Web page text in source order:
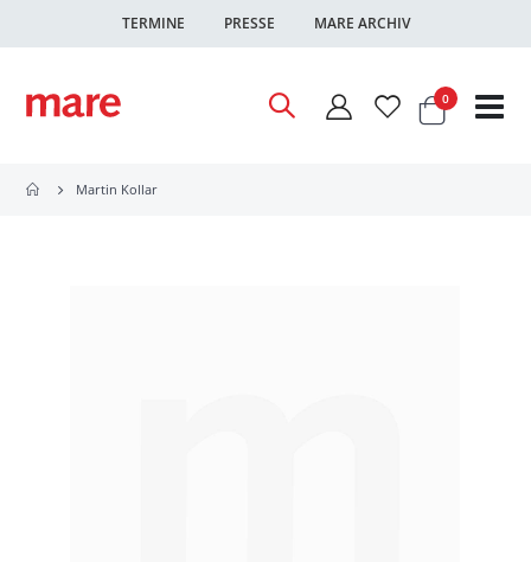
TERMINE PRESSE MARE ARCHIV
Warenkorb
0Artikel
Martin Kollar